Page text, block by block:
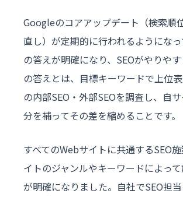
Googleのコアアップデート（検索順
直し）が定期的に行われるようにな
の答えが明確になり、SEOがやりや
の答えとは、目標キーワードで上位
の内部SEO・外部SEOを調査し、自
分を補ってその差を縮めることです。
すべてのWebサイトに共通するSEO
イトのジャンルやキーワードによっ
が明確になりました。自社でSEO担